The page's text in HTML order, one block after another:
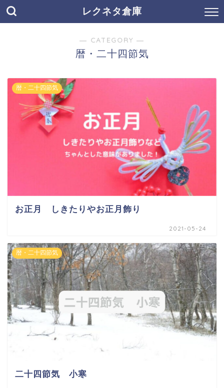
レクネタ倉庫
― CATEGORY ―
暦・二十四節気
暦・二十四節気
お正月 しきたりやお正月飾り
2021-05-24
暦・二十四節気
二十四節気 小寒